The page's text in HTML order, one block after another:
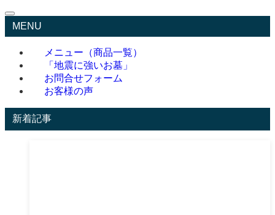
MENU
メニュー（商品一覧）
「地震に強いお墓」
お問合せフォーム
お客様の声
新着記事